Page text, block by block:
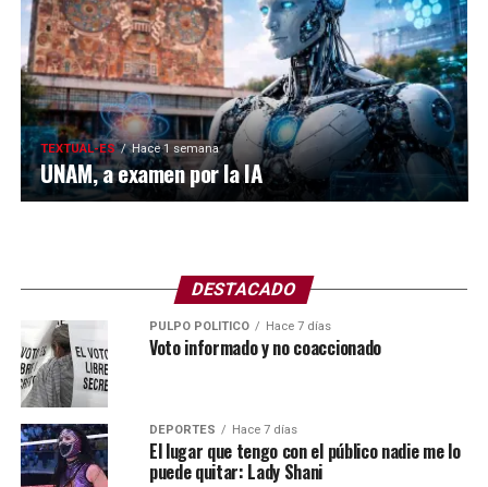
TEXTUAL-ES Hace 1 semana
UNAM, a examen por la IA
DESTACADO
PULPO POLÍTICO Hace 7 días
Voto informado y no coaccionado
DEPORTES Hace 7 días
El lugar que tengo con el público nadie me lo
puede quitar: Lady Shani